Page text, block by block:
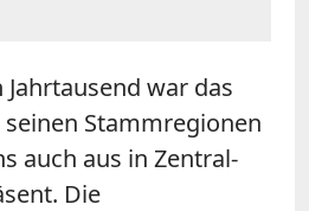
war das
Stammregionen
auch aus in Zentral-
Die